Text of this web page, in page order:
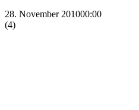
28. November 201000:00
(4)